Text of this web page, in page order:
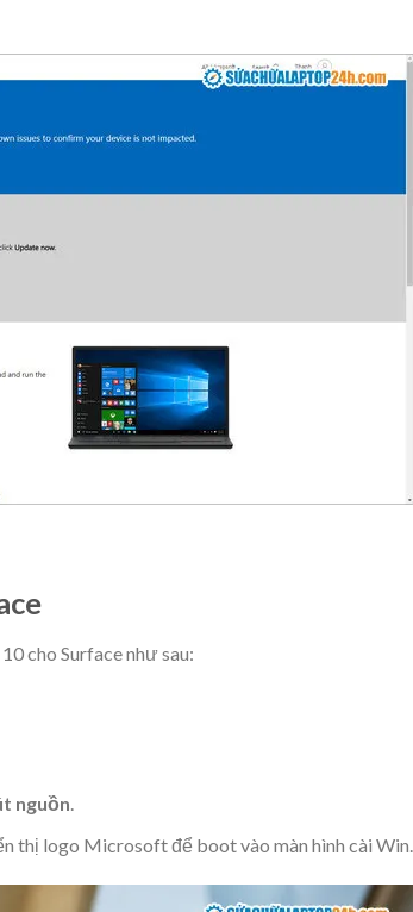
cho Surface như sau:
nguồn.
thị logo Microsoft để boot vào màn hình cài Win.